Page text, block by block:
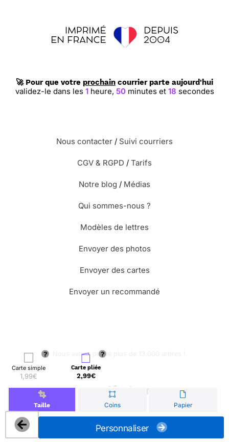
Carte simple
1,99€
Carte pliée
2,99€
Taille Coins Papier
Personnaliser
🚀 Pour que votre prochain courrier parte aujourd'hui
validez-le dans les 1 heure, 50 minutes et 17 secondes
Nous contacter / Suivi courriers
CGV & RGPD / Tarifs
Notre blog / Médias
Qui sommes-nous ?
Modèles de lettres
Envoyer des photos
Envoyer des cartes
Envoyer un recommandé
🌳 Nous avons planté plus de 13.000 arbres !
© Merci Facteur